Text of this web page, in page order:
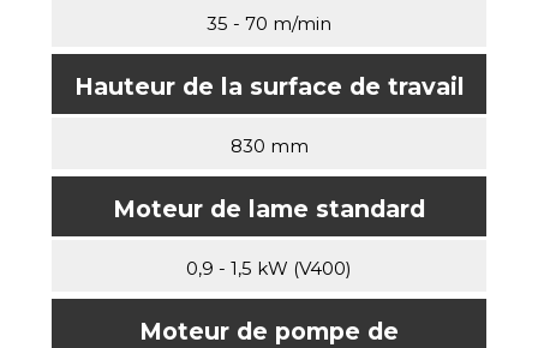
35 - 70 m/min
Hauteur de la surface de travail
830 mm
Moteur de lame standard
0,9 - 1,5 kW (V400)
Moteur de pompe de